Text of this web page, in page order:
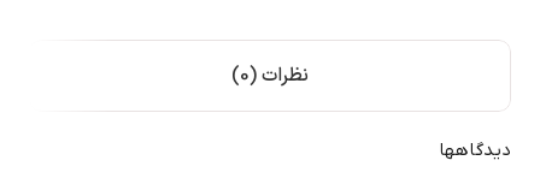
نظرات (0)
دیدگاهها